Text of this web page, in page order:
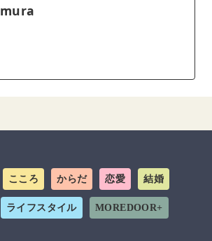
mura
こころ からだ 恋愛 結婚
ライフスタイル MOREDOOR+